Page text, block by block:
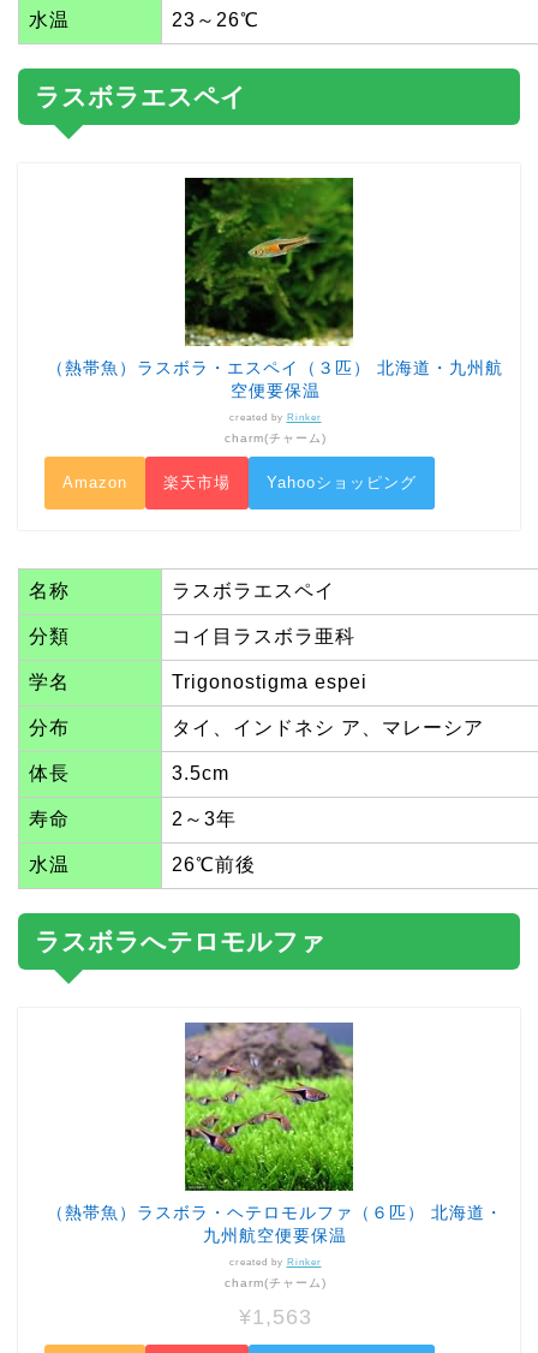
水温 23～26℃
ラスボラエスペイ
（熱帯魚）ラスボラ・エスペイ（３匹） 北海道・九州航
空便要保温
created by Rinker
charm(チャーム)
Amazon 楽天市場 Yahooショッピング
名称 ラスボラエスペイ
分類 コイ目ラスボラ亜科
学名 Trigonostigma espei
分布 タイ、インドネシ ア、マレーシア
体長 3.5cm
寿命 2～3年
水温 26℃前後
ラスボラへテロモルファ
（熱帯魚）ラスボラ・ヘテロモルファ（６匹） 北海道・
九州航空便要保温
created by Rinker
charm(チャーム)
¥1,563